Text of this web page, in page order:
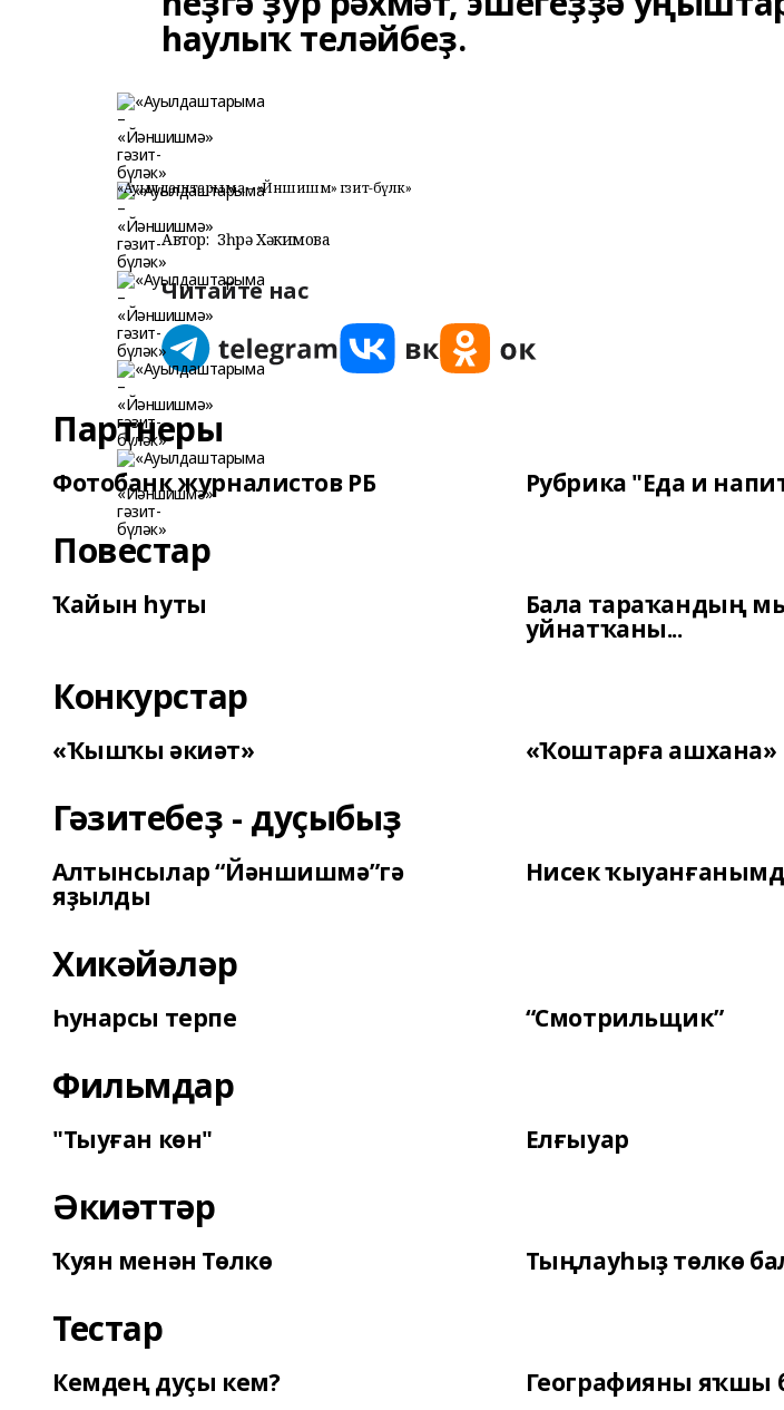
һаулыҡ теләйбеҙ.
«Ауылдаштарыма – «Йәншишмә» гәзит-бүләк»
Автор: Зөһрә Хәкимова
Читайте нас
Партнеры
Фотобанк журналистов РБ Рубрика "Еда и
Повестар
Ҡайын һуты Бала тараҡандың
уйнатҡаны...
Конкурстар
«Ҡышҡы әкиәт» «Ҡоштарға ашхана»
Гәзитебеҙ - дуҫыбыҙ
Алтынсылар “Йәншишмә”гә
яҙылды
Нисек
Хикәйәләр
Һунарсы терпе “Смотрильщик”
Фильмдар
"Тыуған көн" Елғыуар
Әкиәттәр
Ҡуян менән Төлкө Тыңлауһыҙ төлкө
Тестар
Кемдең дуҫы кем? Географияны яҡшы